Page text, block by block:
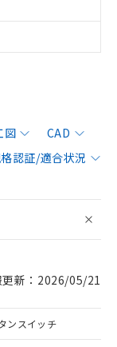
図
CAD
認証/適合状況
更新：2026/05/21
ンスイッチ